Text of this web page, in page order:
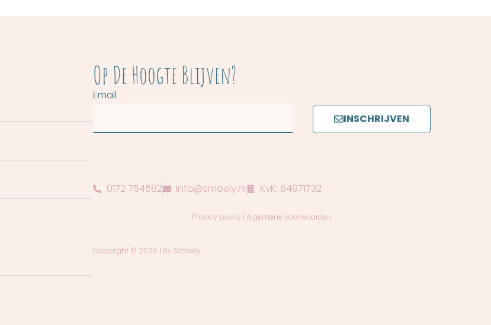
Op De Hoogte Blijven?
Email
INSCHRIJVEN
0172 754582 info@smoely.nl KvK: 64971732
Privacy policy | Algemene voorwaarden
Copyright © 2026 | By Smoely